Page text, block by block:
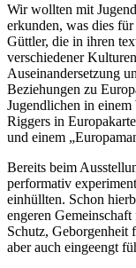
Wir wollten mit
erkunden, was dies
Güttler, die in ihren
verschiedener
Auseinandersetzung
Beziehungen zu
Jugendlichen in
Riggers in
und einem
Bereits beim
performativ
einhüllten. Schon
engeren
Schutz, Geborgenheit
aber auch eingeengt